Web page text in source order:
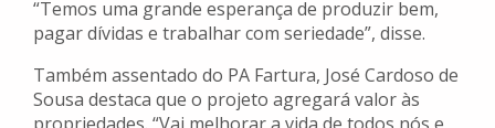
“Temos uma grande esperança de produzir bem,
pagar dívidas e trabalhar com seriedade”, disse.
Também assentado do PA Fartura, José Cardoso de
Sousa destaca que o projeto agregará valor às